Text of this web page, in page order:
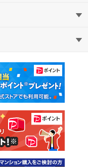
ンション
戸建て
！住まいの先生